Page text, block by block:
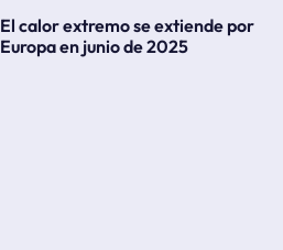
El calor extremo se extiende por
Europa en junio de 2025